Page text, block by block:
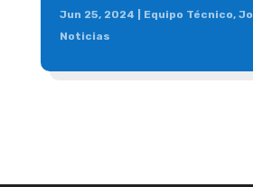
Jun 25, 2024 Equipo Técnico,
Noticias